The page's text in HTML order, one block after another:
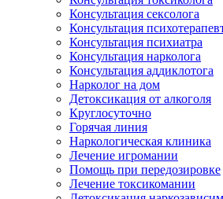
Консультация сексолога
Консультация
Консультация психиатра
Консультация нарколога
Консультация аддиклотога
Нарколог на дом
Детоксикация от алкоголя
Круглосуточно
Горячая линия
Наркологическая клиника
Лечение игромании
Помощь при передозировке
Лечение токсикомании